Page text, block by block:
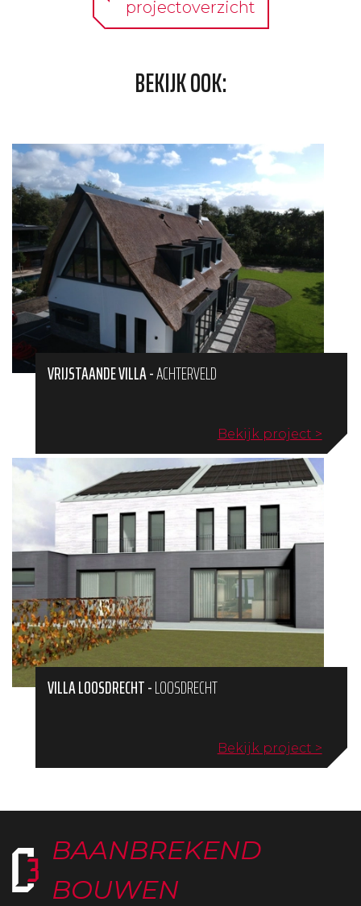
projectoverzicht
BEKIJK OOK:
VRIJSTAANDE VILLA-ACHTERVELD
Bekijk project >
VILLA LOOSDRECHT-LOOSDRECHT
Bekijk project >
BAANBREKEND
BOUWEN